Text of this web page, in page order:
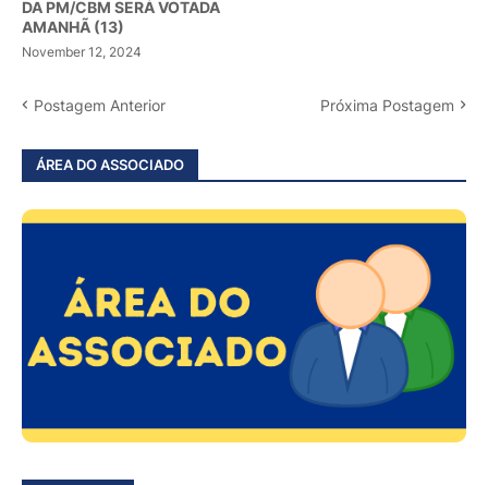
DA PM/CBM SERÁ VOTADA
AMANHÃ (13)
November 12, 2024
Postagem Anterior Próxima Postagem
ÁREA DO ASSOCIADO